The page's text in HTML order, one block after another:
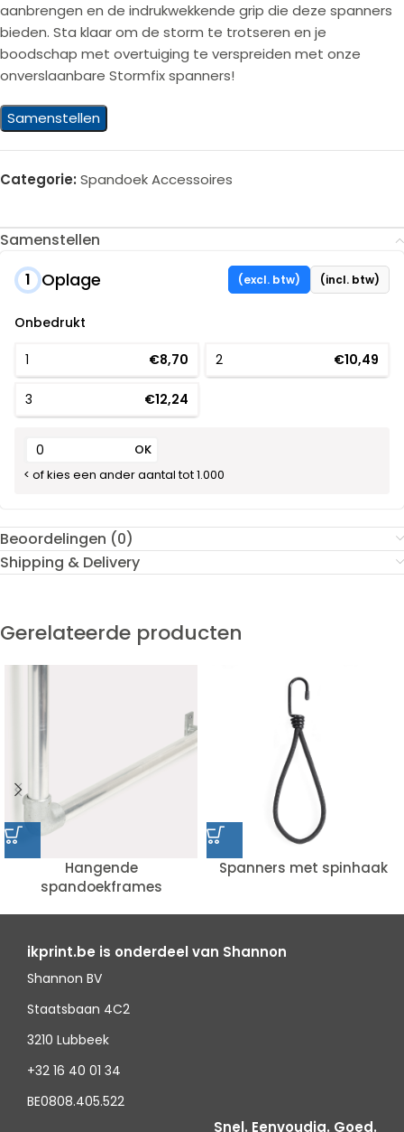
aanbrengen en de indrukwekkende grip die deze spanners
bieden. Sta klaar om de storm te trotseren en je
boodschap met overtuiging te verspreiden met onze
onverslaanbare Stormfix spanners!
Samenstellen
Categorie: Spandoek Accessoires
Samenstellen
1
Oplage (excl. btw) (incl. btw)
Onbedrukt
1 €8,70 2 €10,49
3 €12,24
OK
< of kies een ander aantal tot 1.000
Beoordelingen (0)
Shipping & Delivery
Gerelateerde producten
Hangende
spandoekframes
Spanners met spinhaak
ikprint.be is onderdeel van Shannon
Shannon BV
Staatsbaan 4C2
3210 Lubbeek
+32 16 40 01 34
BE0808.405.522
Snel. Eenvoudig. Goed.